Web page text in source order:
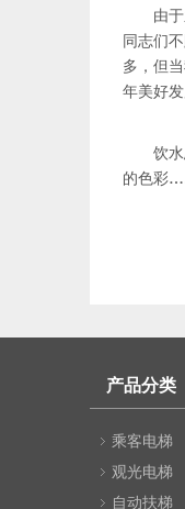
由
同志们
多，但
年美好
饮
的色彩
产品分类
乘客电梯
观光电梯
自动扶梯